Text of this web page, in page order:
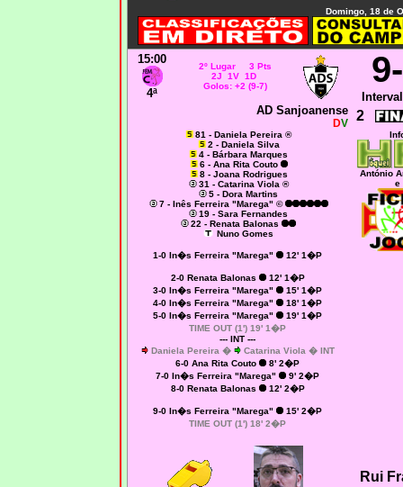
Domingo, 18 de
15:00
4ª
2º Lugar 3 Pts
2J 1V 1D
Golos: +2 (9-7)
AD Sanjoanense
DV 2
81 - Daniela Pereira ®
2 - Daniela Silva
4 - Bárbara Marques
6 - Ana Rita Couto
8 - Joana Rodrigues
31 - Catarina Viola ®
5 - Dora Martins
7 - Inês Ferreira "Marega" ©
19 - Sara Fernandes
22 - Renata Balonas
Nuno Gomes
1-0 In�s Ferreira "Marega" 12' 1�P
2-0 Renata Balonas
12' 1�P
3-0 In�s Ferreira "Marega"
15' 1�P
4-0 In�s Ferreira "Marega"
18' 1�P
5-0 In�s Ferreira "Marega"
19' 1�P
TIME OUT (1') 19' 1�P
--- INT ---
Daniela Pereira �
Catarina Viola � INT
6-0 Ana Rita Couto
8' 2�P
7-0 In�s Ferreira "Marega"
9' 2�P
8-0 Renata Balonas
12' 2�P
9-0 In�s Ferreira "Marega"
15' 2�P
TIME OUT (1') 18' 2�P
António
e
Rui